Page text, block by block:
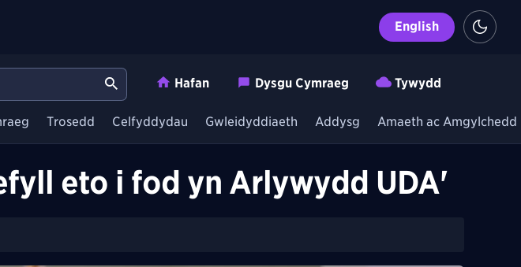
English
Hafan Dysgu Cymraeg Tywydd
Trosedd Celfyddydau Gwleidyddiaeth Addysg Amaeth ac Amgylchedd
eto i fod yn Arlywydd UDA'